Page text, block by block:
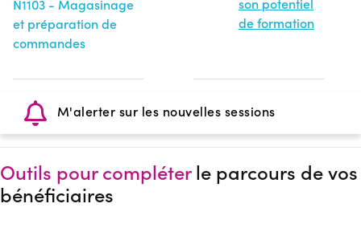
N1103 - Magasinage
et préparation de
commandes
son potentiel
de formation
M'alerter sur les nouvelles sessions
Outils pour compléterle parcours de vos
bénéficiaires